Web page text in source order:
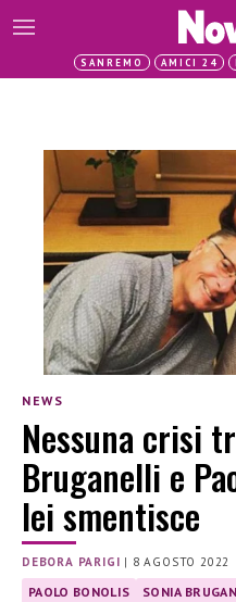
SANREMO AMICI 24
NEWS
Nessuna crisi
Bruganelli e
lei smentisce
DEBORA PARIGI | 8 AGOSTO 2022
PAOLO BONOLIS SONIA